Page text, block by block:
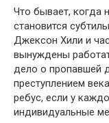
Что бывает, когда
становится
Джексон Хили и
вынуждены
дело о пропавшей
преступлением
ребус, если у
индивидуальные